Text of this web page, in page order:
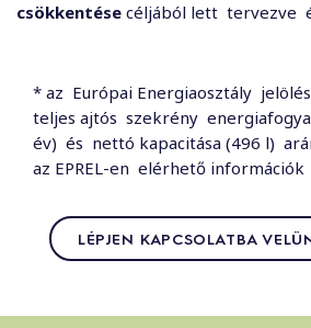
csökkentése céljából lett tervezve
* az Európai Energiaosztály
teljes ajtós szekrény
év) és nettó kapacitása (496 l)
az EPREL-en elérhető információk
LÉPJEN KAPCSOLATBA